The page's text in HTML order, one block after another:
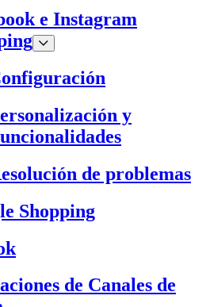
e Instagram
y
de problemas
Shopping
de Canales de